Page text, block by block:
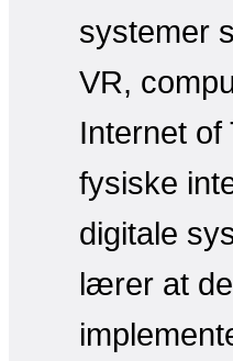
systemer
VR,
Internet of
fysiske
digitale
lærer at